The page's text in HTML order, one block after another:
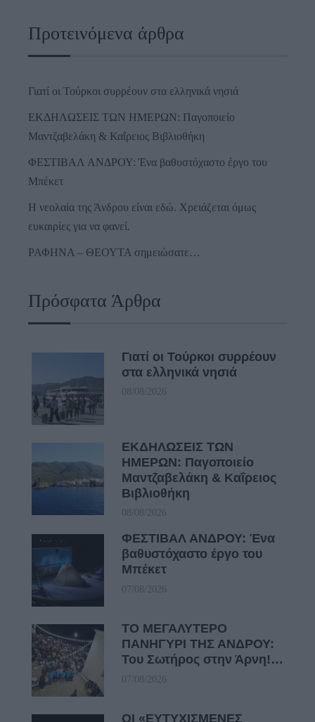
Προτεινόμενα άρθρα
Γιατί οι Τούρκοι συρρέουν στα ελληνικά νησιά
ΕΚΔΗΛΩΣΕΙΣ ΤΩΝ ΗΜΕΡΩΝ: Παγοποιείο
Μαντζαβελάκη & Καΐρειος Βιβλιοθήκη
ΦΕΣΤΙΒΑΛ ΑΝΔΡΟΥ: Ένα βαθυστόχαστο έργο του
Μπέκετ
Η νεολαία της Άνδρου είναι εδώ. Χρειάζεται όμως
ευκαιρίες για να φανεί.
ΡΑΦΗΝΑ – ΘΕΟΥΤΑ σημειώσατε…
Πρόσφατα Άρθρα
Γιατί οι Τούρκοι συρρέουν
στα ελληνικά νησιά
08/08/2026
ΕΚΔΗΛΩΣΕΙΣ ΤΩΝ
ΗΜΕΡΩΝ: Παγοποιείο
Μαντζαβελάκη & Καΐρειος
Βιβλιοθήκη
08/08/2026
ΦΕΣΤΙΒΑΛ ΑΝΔΡΟΥ: Ένα
βαθυστόχαστο έργο του
Μπέκετ
07/08/2026
ΤΟ ΜΕΓΑΛΥΤΕΡΟ
ΠΑΝΗΓΥΡΙ ΤΗΣ ΑΝΔΡΟΥ:
Του Σωτήρος στην Άρνη!…
07/08/2026
ΟΙ «ΕΥΤΥΧΙΣΜΕΝΕΣ